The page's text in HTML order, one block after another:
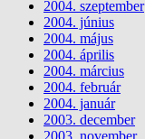
2004. szeptember
2004. június
2004. május
2004. április
2004. március
2004. február
2004. január
2003. december
2003. november